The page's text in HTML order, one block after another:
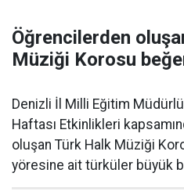
Öğrencilerden
Müziği Korosu
Denizli İl Milli Eğitim
Haftası Etkinlikleri
oluşan Türk Halk Müziği
yöresine ait türküler büyük